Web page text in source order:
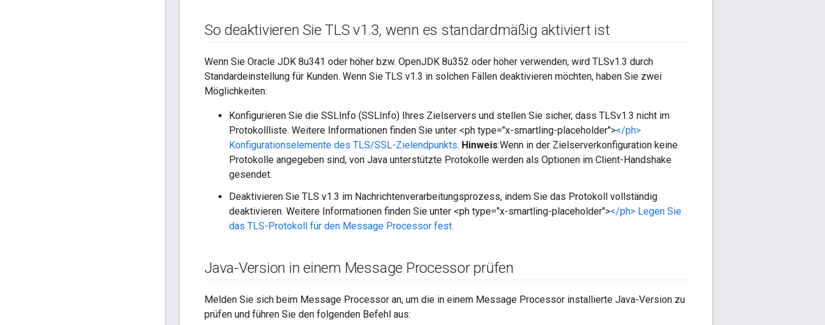
So deaktivieren Sie TLS v1.3, wenn es standardmäßig aktiviert ist
Wenn Sie Oracle JDK 8u341 oder höher bzw. OpenJDK 8u352 oder höher verwenden, wird TLSv1.3 durch
Standardeinstellung für Kunden. Wenn Sie TLS v1.3 in solchen Fällen deaktivieren möchten, haben Sie zwei
Möglichkeiten:
Konfigurieren Sie die SSLInfo (SSLInfo) Ihres Zielservers und stellen Sie sicher, dass TLSv1.3 nicht im
Protokollliste. Weitere Informationen finden Sie unter <ph type="x-smartling-placeholder"></ph>
Konfigurationselemente des TLS/SSL-Zielendpunkts. Hinweis:Wenn in der Zielserverkonfiguration keine
Protokolle angegeben sind, von Java unterstützte Protokolle werden als Optionen im Client-Handshake
gesendet.
Deaktivieren Sie TLS v1.3 im Nachrichtenverarbeitungsprozess, indem Sie das Protokoll vollständig
deaktivieren. Weitere Informationen finden Sie unter <ph type="x-smartling-placeholder"></ph> Legen Sie
das TLS-Protokoll für den Message Processor fest.
Java-Version in einem Message Processor prüfen
Melden Sie sich beim Message Processor an, um die in einem Message Processor installierte Java-Version zu
prüfen und führen Sie den folgenden Befehl aus: